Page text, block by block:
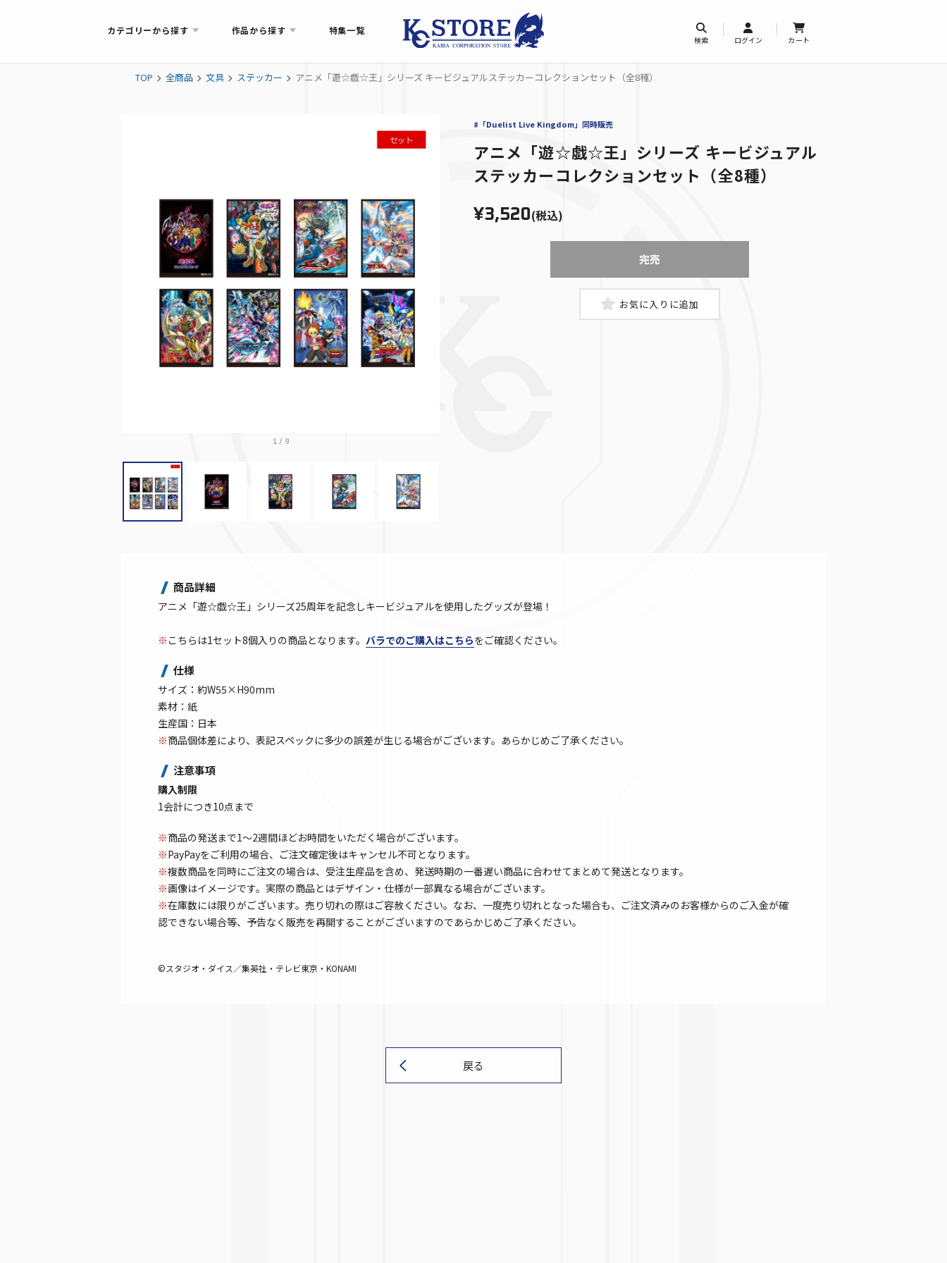
カテゴリーから探す 作品から探す 特集一覧
検索 ログイン カート
TOP 全商品 文具 ステッカー アニメ「遊☆戯☆王」シリーズ キービジュアルステッカーコレクションセット（全8種）
1/ 9
#「Duelist Live Kingdom」同時販売
アニメ「遊☆戯☆王」シリーズ キービジュアル
ステッカーコレクションセット（全8種）
¥3,520(税込)
完売
商品詳細
アニメ「遊☆戯☆王」シリーズ25周年を記念しキービジュアルを使用したグッズが登場！
※ こちらは1セット8個入りの商品となります。 バラでのご購入はこちらをご確認ください。
仕様
サイズ：約W55×H90mm
素材：紙
生産国：日本
※商品個体差により、表記スペックに多少の誤差が生じる場合がございます。あらかじめご了承ください。
注意事項
購入制限
1会計につき10点まで
※商品の発送まで1～2週間ほどお時間をいただく場合がございます。
※PayPayをご利用の場合、ご注文確定後はキャンセル不可となります。
※複数商品を同時にご注文の場合は、受注生産品を含め、発送時期の一番遅い商品に合わせてまとめて発送となります。
※画像はイメージです。実際の商品とはデザイン・仕様が一部異なる場合がございます。
※在庫数には限りがございます。売り切れの際はご容赦ください。なお、一度売り切れとなった場合も、ご注文済みのお客様からのご入金が確
認できない場合等、予告なく販売を再開することがございますのであらかじめご了承ください。
©スタジオ・ダイス／集英社・テレビ東京・KONAMI
戻る